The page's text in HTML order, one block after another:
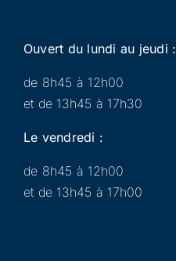
Ouvert du lundi au jeudi :
de 8h45 à 12h00
et de 13h45 à 17h30
Le vendredi :
de 8h45 à 12h00
et de 13h45 à 17h00